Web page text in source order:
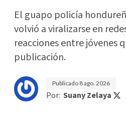
El guapo policía
volvió a viralizarse en
reacciones entre jóvenes
publicación.
Publicado 8 ago. 2026
Por: Suany Zelaya